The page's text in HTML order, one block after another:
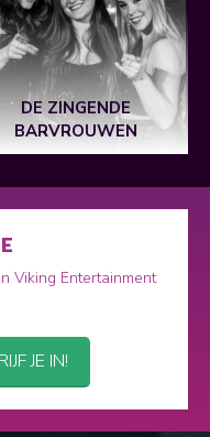
DE ZINGENDE
BARVROUWEN
Viking Entertainment
JE IN!